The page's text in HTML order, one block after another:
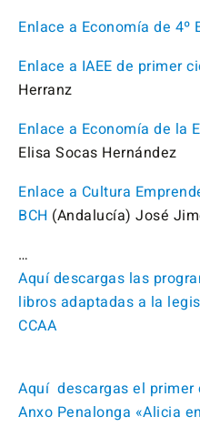
Enlace a Economía de 4º
Enlace a IAEE de primer
Herranz
Enlace a Economía de la
Elisa Socas Hernández
Enlace a Cultura
BCH (Andalucía) José
…
Aquí descargas las
libros adaptadas a la
CCAA
Aquí descargas el
Anxo Penalonga «Alicia